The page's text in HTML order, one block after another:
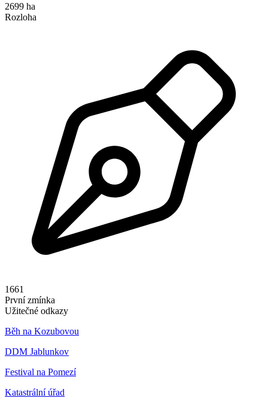
2699 ha
Rozloha
1661
První zmínka
Užitečné odkazy
Běh na Kozubovou
DDM Jablunkov
Festival na Pomezí
Katastrální úřad